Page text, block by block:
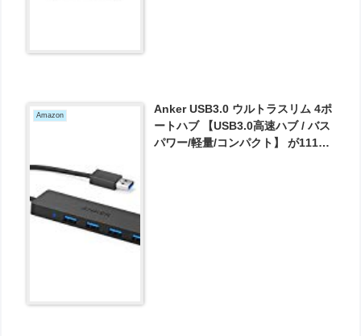
Amazon
Anker USB3.0 ウルトラスリム 4ポ
ートハブ 【USB3.0高速ハブ / バス
パワー/軽量/コンパクト】 が1119